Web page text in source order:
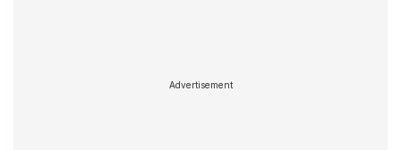
Advertisement